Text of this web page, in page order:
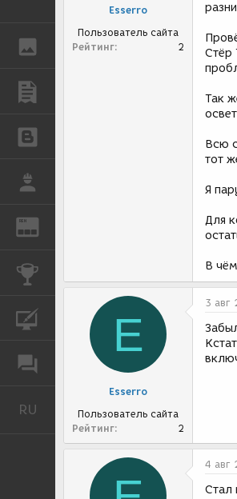
ГАЛЕРЕЯ
REN
КУРСЫ
RU Русский
и
я
Esserro
Пользователь сайта
Рейтинг
2
Стёр
Так
Всю
тот
Я
Для
В
E
Esserro
Пользователь сайта
Рейтинг
2
3 авг
4 авг
Стал